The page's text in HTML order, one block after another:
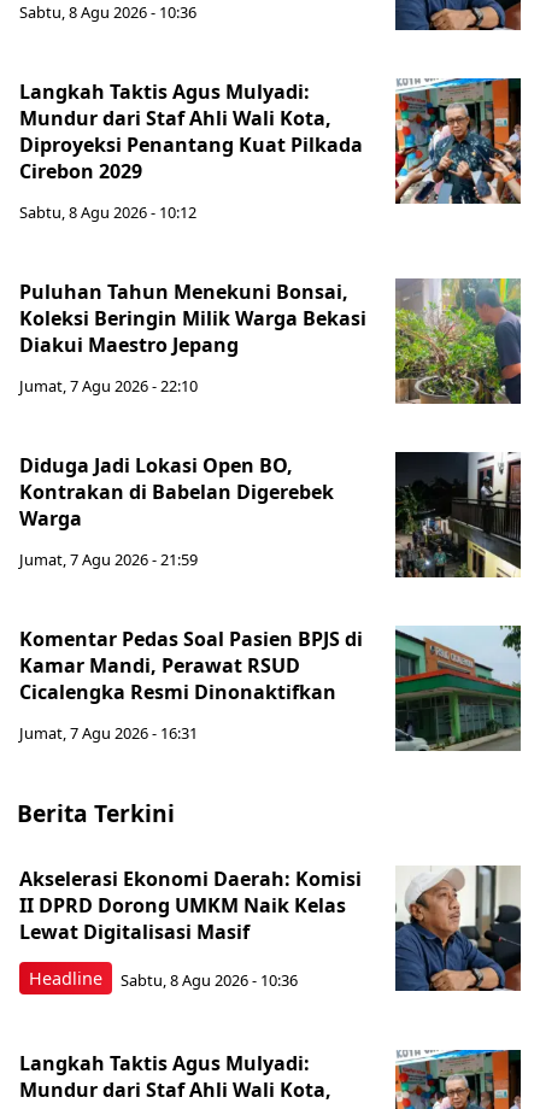
Sabtu, 8 Agu 2026 - 10:36
Langkah Taktis Agus Mulyadi:
Mundur dari Staf Ahli Wali Kota,
Diproyeksi Penantang Kuat Pilkada
Cirebon 2029
Sabtu, 8 Agu 2026 - 10:12
Puluhan Tahun Menekuni Bonsai,
Koleksi Beringin Milik Warga Bekasi
Diakui Maestro Jepang
Jumat, 7 Agu 2026 - 22:10
Diduga Jadi Lokasi Open BO,
Kontrakan di Babelan Digerebek
Warga
Jumat, 7 Agu 2026 - 21:59
Komentar Pedas Soal Pasien BPJS di
Kamar Mandi, Perawat RSUD
Cicalengka Resmi Dinonaktifkan
Jumat, 7 Agu 2026 - 16:31
Berita Terkini
Headline
Akselerasi Ekonomi Daerah: Komisi
II DPRD Dorong UMKM Naik Kelas
Lewat Digitalisasi Masif
Sabtu, 8 Agu 2026 - 10:36
Langkah Taktis Agus Mulyadi:
Mundur dari Staf Ahli Wali Kota,